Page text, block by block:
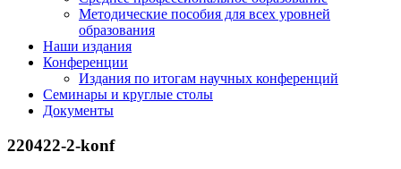
Методические пособия для всех уровней
образования
Наши издания
Конференции
Издания по итогам научных конференций
Семинары и круглые столы
Документы
220422-2-konf